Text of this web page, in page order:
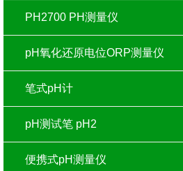
PH2700 PH测量仪
pH氧化还原电位ORP测量仪
笔式pH计
pH测试笔 pH2
便携式pH测量仪